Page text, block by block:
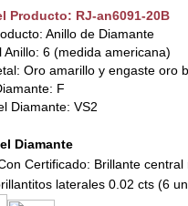
Producto: RJ-an6091-20B
Anillo de Diamante
Anillo: 6 (medida americana)
Oro amarillo y engaste oro
F
Diamante: VS2
Diamante
Certificado: Brillante
laterales 0.02 cts (6